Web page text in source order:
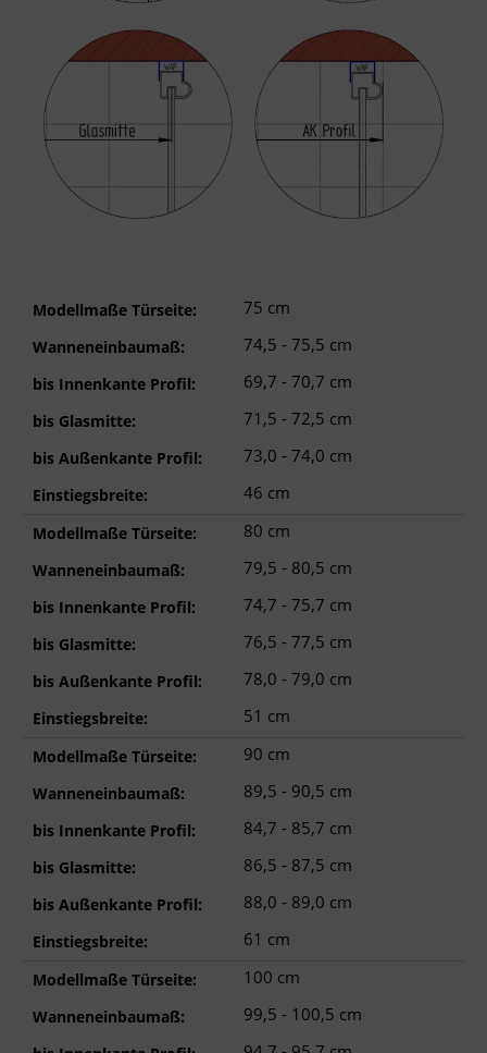
Modellmaße Türseite: 75 cm
Wanneneinbaumaß: 74,5 - 75,5 cm
bis Innenkante Profil: 69,7 - 70,7 cm
bis Glasmitte: 71,5 - 72,5 cm
bis Außenkante Profil: 73,0 - 74,0 cm
Einstiegsbreite: 46 cm
Modellmaße Türseite: 80 cm
Wanneneinbaumaß: 79,5 - 80,5 cm
bis Innenkante Profil: 74,7 - 75,7 cm
bis Glasmitte: 76,5 - 77,5 cm
bis Außenkante Profil: 78,0 - 79,0 cm
Einstiegsbreite: 51 cm
Modellmaße Türseite: 90 cm
Wanneneinbaumaß: 89,5 - 90,5 cm
bis Innenkante Profil: 84,7 - 85,7 cm
bis Glasmitte: 86,5 - 87,5 cm
bis Außenkante Profil: 88,0 - 89,0 cm
Einstiegsbreite: 61 cm
Modellmaße Türseite: 100 cm
Wanneneinbaumaß: 99,5 - 100,5 cm